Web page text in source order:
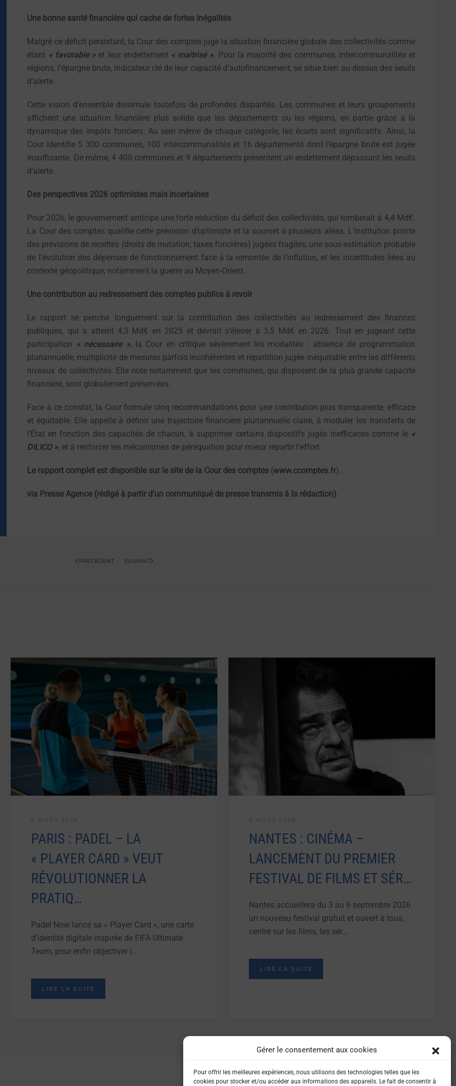
Gérer le consentement aux cookies
Pour offrir les meilleures expériences, nous utilisons des technologies telles que les
cookies pour stocker et/ou accéder aux informations des appareils. Le fait de consentir à
Une bonne santé financière qui cache de fortes inégalités
Malgré ce déficit persistant, la Cour des comptes juge la situation financière globale des collectivités comme
étant « favorable » et leur endettement « maîtrisé ». Pour la majorité des communes, intercommunalités et
régions, l’épargne brute, indicateur clé de leur capacité d’autofinancement, se situe bien au-dessus des seuils
d’alerte.
Cette vision d’ensemble dissimule toutefois de profondes disparités. Les communes et leurs groupements
affichent une situation financière plus solide que les départements ou les régions, en partie grâce à la
dynamique des impôts fonciers. Au sein même de chaque catégorie, les écarts sont significatifs. Ainsi, la
Cour identifie 5 300 communes, 100 intercommunalités et 16 départements dont l’épargne brute est jugée
insuffisante. De même, 4 400 communes et 9 départements présentent un endettement dépassant les seuils
d’alerte.
Des perspectives 2026 optimistes mais incertaines
Pour 2026, le gouvernement anticipe une forte réduction du déficit des collectivités, qui tomberait à 4,4 Md€.
La Cour des comptes qualifie cette prévision d’optimiste et la soumet à plusieurs aléas. L’institution pointe
des prévisions de recettes (droits de mutation, taxes foncières) jugées fragiles, une sous-estimation probable
de l’évolution des dépenses de fonctionnement face à la remontée de l’inflation, et les incertitudes liées au
contexte géopolitique, notamment la guerre au Moyen-Orient.
Une contribution au redressement des comptes publics à revoir
Le rapport se penche longuement sur la contribution des collectivités au redressement des finances
publiques, qui a atteint 4,3 Md€ en 2025 et devrait s’élever à 3,5 Md€ en 2026. Tout en jugeant cette
participation « nécessaire », la Cour en critique sévèrement les modalités : absence de programmation
pluriannuelle, multiplicité de mesures parfois incohérentes et répartition jugée inéquitable entre les différents
niveaux de collectivités. Elle note notamment que les communes, qui disposent de la plus grande capacité
financière, sont globalement préservées.
Face à ce constat, la Cour formule cinq recommandations pour une contribution plus transparente, efficace
et équitable. Elle appelle à définir une trajectoire financière pluriannuelle claire, à moduler les transferts de
l’État en fonction des capacités de chacun, à supprimer certains dispositifs jugés inefficaces comme le «
DILICO », et à renforcer les mécanismes de péréquation pour mieux répartir l’effort.
Le rapport complet est disponible sur le site de la Cour des comptes (www.ccomptes.fr).
via Presse Agence (rédigé à partir d’un communiqué de presse transmis à la rédaction).
PRÉCÉDENT SUIVANT
PARIS : PADEL – LA
« PLAYER CARD » VEUT
RÉVOLUTIONNER LA
PRATIQ…
Padel Now lance sa « Player Card », une carte
d’identité digitale inspirée de FIFA Ultimate
Team, pour enfin objectiver l…
LIRE LA SUITE
NANTES : CINÉMA –
LANCEMENT DU PREMIER
FESTIVAL DE FILMS ET SÉR…
Nantes accueillera du 3 au 6 septembre 2026
un nouveau festival gratuit et ouvert à tous,
centré sur les films, les sér…
LIRE LA SUITE